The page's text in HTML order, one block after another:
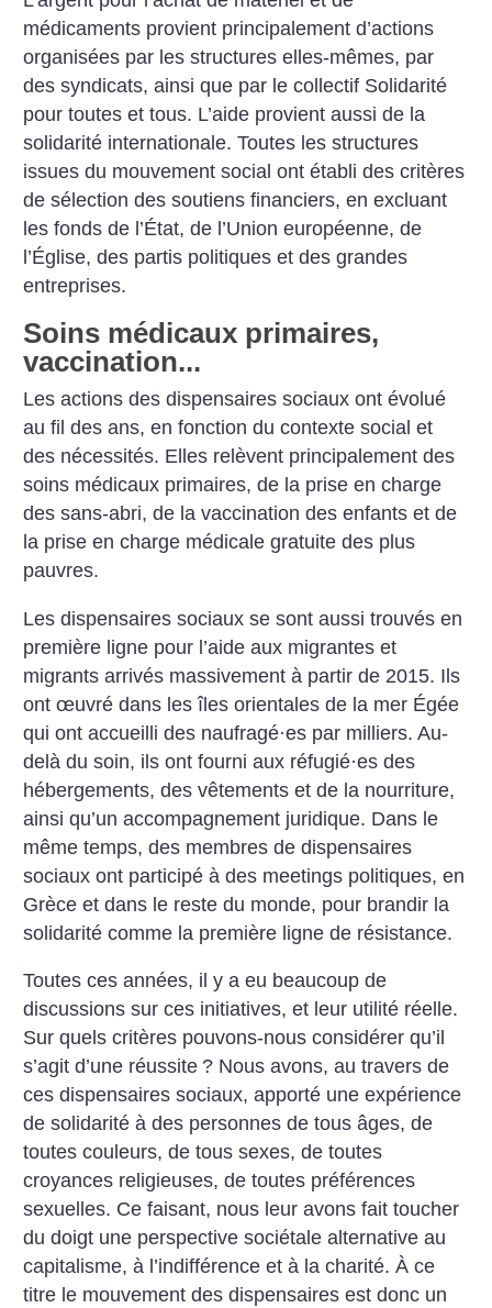
médicaments provient principalement d’actions
organisées par les structures elles-mêmes, par
des syndicats, ainsi que par le collectif Solidarité
pour toutes et tous. L’aide provient aussi de la
solidarité internationale. Toutes les structures
issues du mouvement social ont établi des critères
de sélection des soutiens financiers, en excluant
les fonds de l’État, de l’Union européenne, de
l’Église, des partis politiques et des grandes
entreprises.
Soins médicaux primaires,
vaccination...
Les actions des dispensaires sociaux ont évolué
au fil des ans, en fonction du contexte social et
des nécessités. Elles relèvent principalement des
soins médicaux primaires, de la prise en charge
des sans-abri, de la vaccination des enfants et de
la prise en charge médicale gratuite des plus
pauvres.
Les dispensaires sociaux se sont aussi trouvés en
première ligne pour l’aide aux migrantes et
migrants arrivés massivement à partir de 2015. Ils
ont œuvré dans les îles orientales de la mer Égée
qui ont accueilli des naufragé·es par milliers. Au-
delà du soin, ils ont fourni aux réfugié·es des
hébergements, des vêtements et de la nourriture,
ainsi qu’un accompagnement juridique. Dans le
même temps, des membres de dispensaires
sociaux ont participé à des meetings politiques, en
Grèce et dans le reste du monde, pour brandir la
solidarité comme la première ligne de résistance.
Toutes ces années, il y a eu beaucoup de
discussions sur ces initiatives, et leur utilité réelle.
Sur quels critères pouvons-nous considérer qu’il
s’agit d’une réussite ? Nous avons, au travers de
ces dispensaires sociaux, apporté une expérience
de solidarité à des personnes de tous âges, de
toutes couleurs, de tous sexes, de toutes
croyances religieuses, de toutes préférences
sexuelles. Ce faisant, nous leur avons fait toucher
du doigt une perspective sociétale alternative au
capitalisme, à l’indifférence et à la charité. À ce
titre le mouvement des dispensaires est donc un